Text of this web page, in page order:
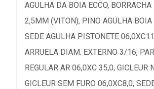
AGULHA DA BOIA ECCO,
2,5MM (VITON), PINO AGULHA BOIA
SEDE AGULHA PISTONETE
ARRUELA DIAM. EXTERNO 3/16,
REGULAR AR 06,0XC 35,0, GICLEUR
GICLEUR SEM FURO 06,0XC8,0,